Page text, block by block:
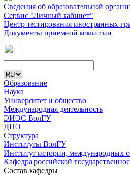
Сведения об образовательной
Сервис "Личный кабинет"
Центр тестирования иностранных
Документы приемной комиссии
Образование
Наука
Университет и общество
Международная деятельность
ЭИОС ВолГУ
ДПО
Структура
Институты ВолГУ
Институт истории, международных
Кафедра российской
Состав кафедры